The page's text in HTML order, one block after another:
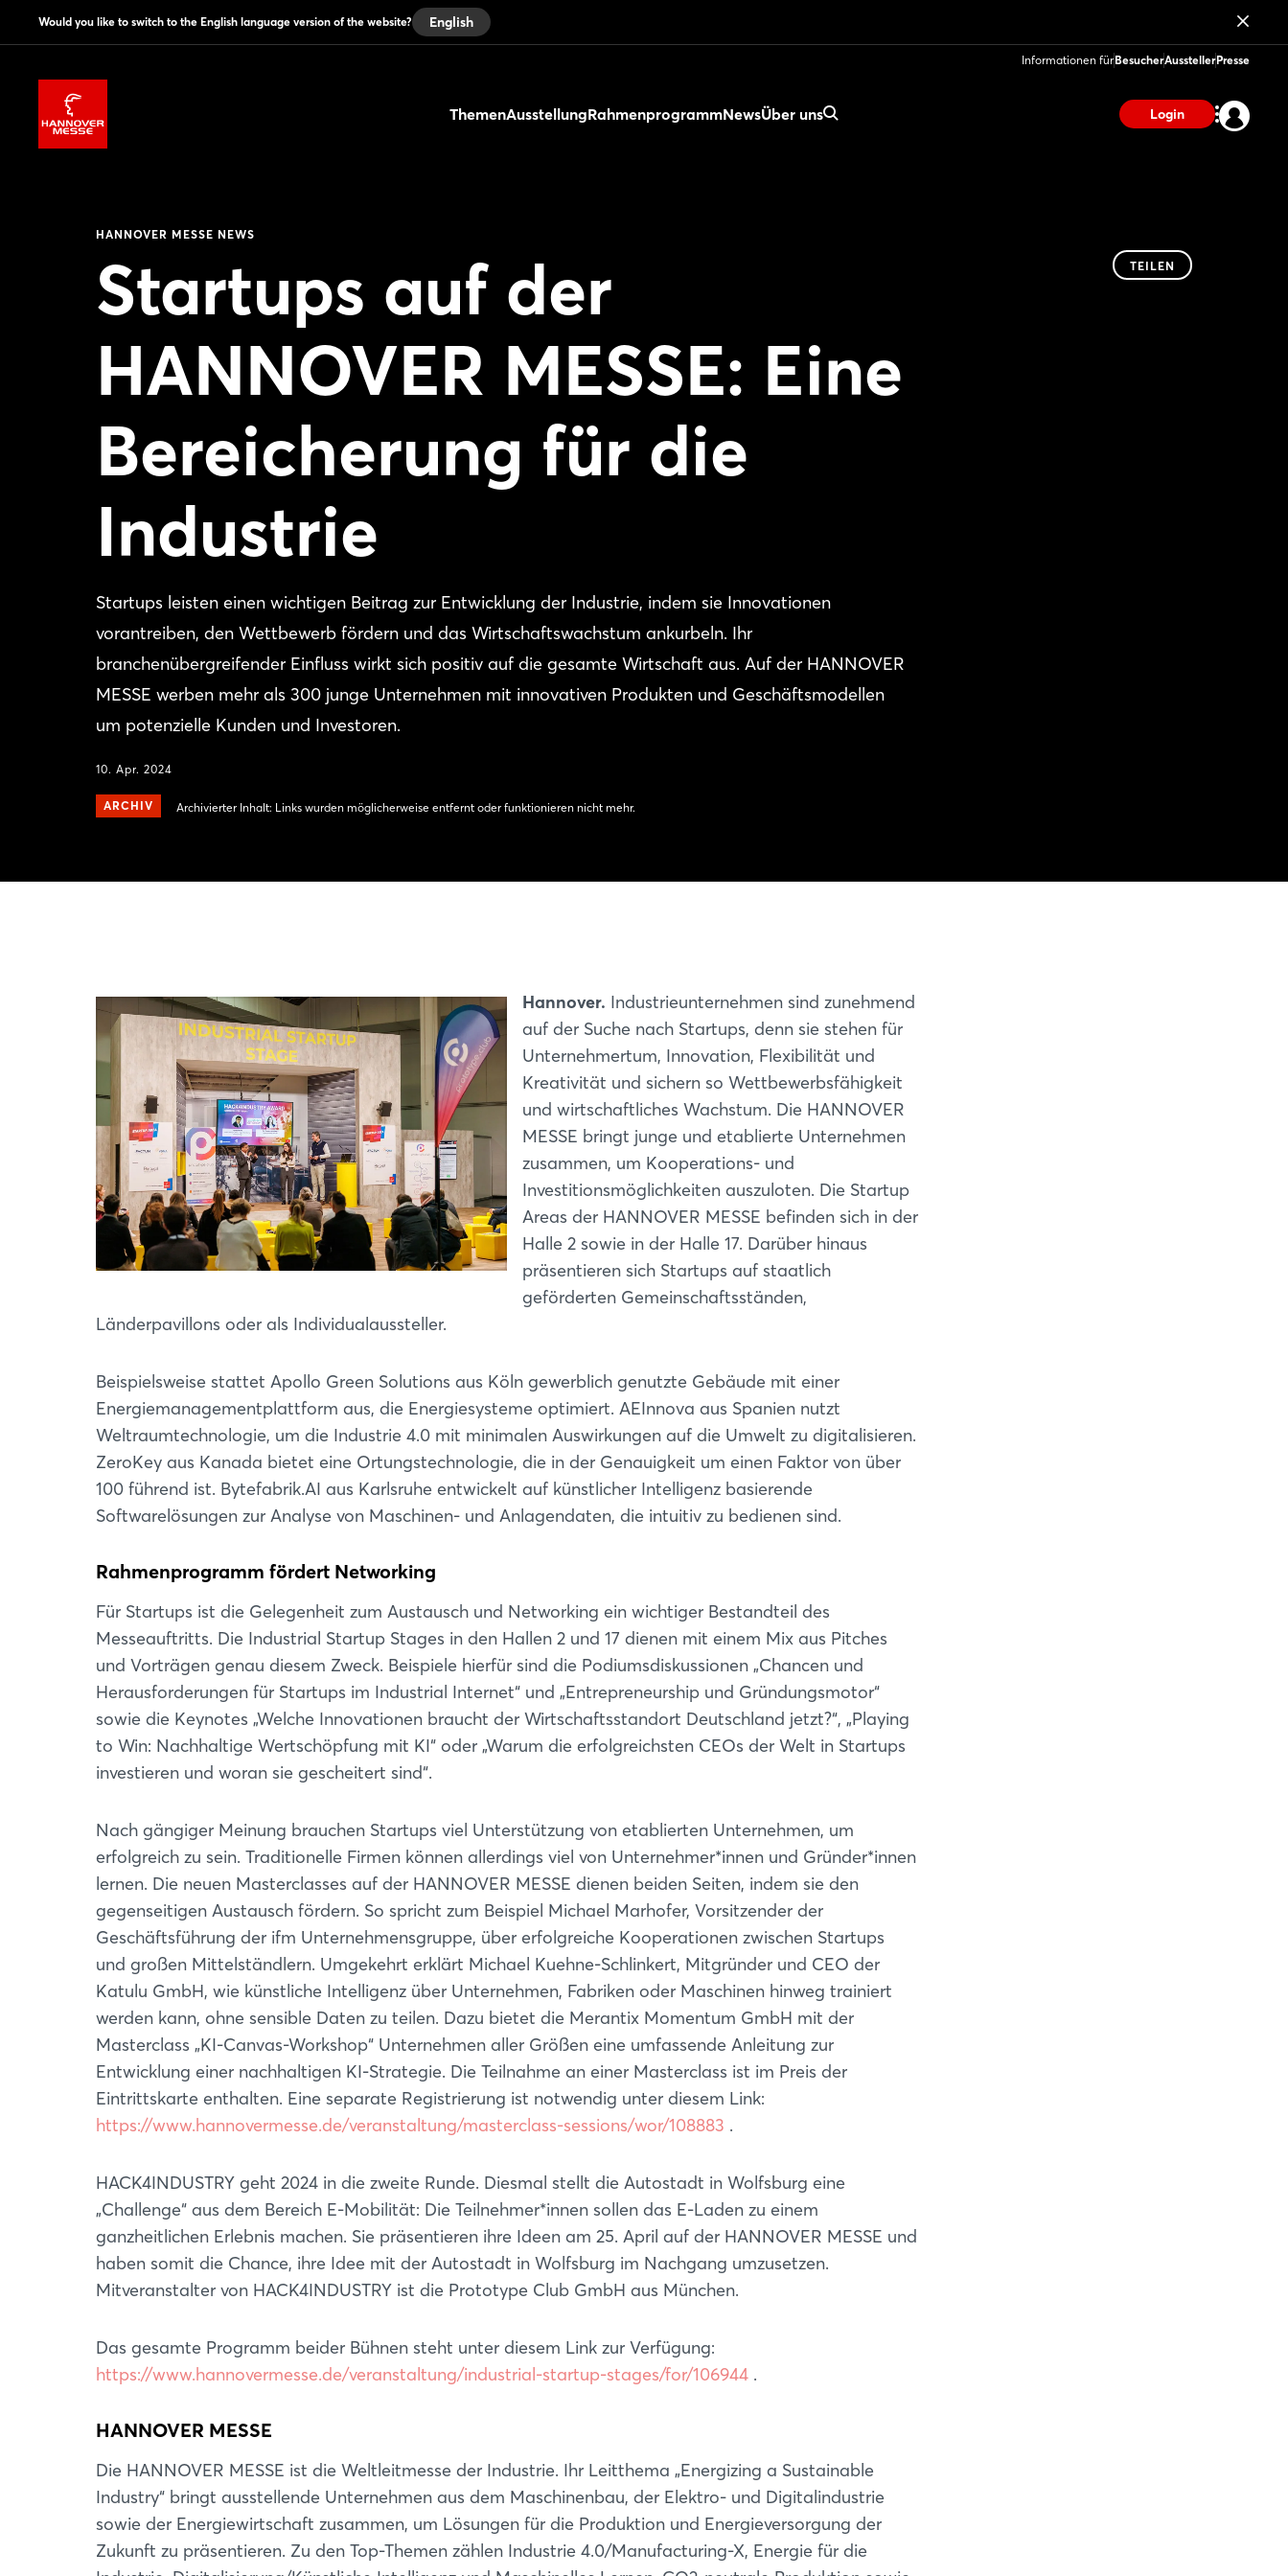
Would you like to switch to the English language version of the website? English
Informationen fürBesucherAusstellerPresse
ThemenAusstellungRahmenprogrammNewsÜber uns Login
HANNOVER MESSE NEWS
Startups auf der
HANNOVER MESSE: Eine
Bereicherung für die
Industrie
Startups leisten einen wichtigen Beitrag zur Entwicklung der Industrie, indem sie Innovationen
vorantreiben, den Wettbewerb fördern und das Wirtschaftswachstum ankurbeln. Ihr
branchenübergreifender Einfluss wirkt sich positiv auf die gesamte Wirtschaft aus. Auf der HANNOVER
MESSE werben mehr als 300 junge Unternehmen mit innovativen Produkten und Geschäftsmodellen
um potenzielle Kunden und Investoren.
10. Apr. 2024
ARCHIV Archivierter Inhalt: Links wurden möglicherweise entfernt oder funktionieren nicht mehr.
TEILEN
Hannover. Industrieunternehmen sind zunehmend
auf der Suche nach Startups, denn sie stehen für
Unternehmertum, Innovation, Flexibilität und
Kreativität und sichern so Wettbewerbsfähigkeit
und wirtschaftliches Wachstum. Die HANNOVER
MESSE bringt junge und etablierte Unternehmen
zusammen, um Kooperations- und
Investitionsmöglichkeiten auszuloten. Die Startup
Areas der HANNOVER MESSE befinden sich in der
Halle 2 sowie in der Halle 17. Darüber hinaus
präsentieren sich Startups auf staatlich
geförderten Gemeinschaftsständen,
Länderpavillons oder als Individualaussteller.
Beispielsweise stattet Apollo Green Solutions aus Köln gewerblich genutzte Gebäude mit einer
Energiemanagementplattform aus, die Energiesysteme optimiert. AEInnova aus Spanien nutzt
Weltraumtechnologie, um die Industrie 4.0 mit minimalen Auswirkungen auf die Umwelt zu digitalisieren.
ZeroKey aus Kanada bietet eine Ortungstechnologie, die in der Genauigkeit um einen Faktor von über
100 führend ist. Bytefabrik.AI aus Karlsruhe entwickelt auf künstlicher Intelligenz basierende
Softwarelösungen zur Analyse von Maschinen- und Anlagendaten, die intuitiv zu bedienen sind.
Rahmenprogramm fördert Networking
Für Startups ist die Gelegenheit zum Austausch und Networking ein wichtiger Bestandteil des
Messeauftritts. Die Industrial Startup Stages in den Hallen 2 und 17 dienen mit einem Mix aus Pitches
und Vorträgen genau diesem Zweck. Beispiele hierfür sind die Podiumsdiskussionen „Chancen und
Herausforderungen für Startups im Industrial Internet“ und „Entrepreneurship und Gründungsmotor“
sowie die Keynotes „Welche Innovationen braucht der Wirtschaftsstandort Deutschland jetzt?“, „Playing
to Win: Nachhaltige Wertschöpfung mit KI“ oder „Warum die erfolgreichsten CEOs der Welt in Startups
investieren und woran sie gescheitert sind“.
Nach gängiger Meinung brauchen Startups viel Unterstützung von etablierten Unternehmen, um
erfolgreich zu sein. Traditionelle Firmen können allerdings viel von Unternehmer*innen und Gründer*innen
lernen. Die neuen Masterclasses auf der HANNOVER MESSE dienen beiden Seiten, indem sie den
gegenseitigen Austausch fördern. So spricht zum Beispiel Michael Marhofer, Vorsitzender der
Geschäftsführung der ifm Unternehmensgruppe, über erfolgreiche Kooperationen zwischen Startups
und großen Mittelständlern. Umgekehrt erklärt Michael Kuehne-Schlinkert, Mitgründer und CEO der
Katulu GmbH, wie künstliche Intelligenz über Unternehmen, Fabriken oder Maschinen hinweg trainiert
werden kann, ohne sensible Daten zu teilen. Dazu bietet die Merantix Momentum GmbH mit der
Masterclass „KI-Canvas-Workshop“ Unternehmen aller Größen eine umfassende Anleitung zur
Entwicklung einer nachhaltigen KI-Strategie. Die Teilnahme an einer Masterclass ist im Preis der
Eintrittskarte enthalten. Eine separate Registrierung ist notwendig unter diesem Link:
https://www.hannovermesse.de/veranstaltung/masterclass-sessions/wor/108883 .
HACK4INDUSTRY geht 2024 in die zweite Runde. Diesmal stellt die Autostadt in Wolfsburg eine
„Challenge“ aus dem Bereich E-Mobilität: Die Teilnehmer*innen sollen das E-Laden zu einem
ganzheitlichen Erlebnis machen. Sie präsentieren ihre Ideen am 25. April auf der HANNOVER MESSE und
haben somit die Chance, ihre Idee mit der Autostadt in Wolfsburg im Nachgang umzusetzen.
Mitveranstalter von HACK4INDUSTRY ist die Prototype Club GmbH aus München.
Das gesamte Programm beider Bühnen steht unter diesem Link zur Verfügung:
https://www.hannovermesse.de/veranstaltung/industrial-startup-stages/for/106944 .
HANNOVER MESSE
Die HANNOVER MESSE ist die Weltleitmesse der Industrie. Ihr Leitthema „Energizing a Sustainable
Industry“ bringt ausstellende Unternehmen aus dem Maschinenbau, der Elektro- und Digitalindustrie
sowie der Energiewirtschaft zusammen, um Lösungen für die Produktion und Energieversorgung der
Zukunft zu präsentieren. Zu den Top-Themen zählen Industrie 4.0/Manufacturing-X, Energie für die
Login
Einloggen
Noch nicht angemeldet?
Jetzt registrieren